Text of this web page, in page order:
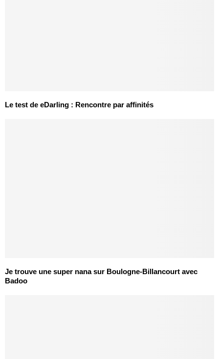
Le test de eDarling : Rencontre par affinités
Je trouve une super nana sur Boulogne-Billancourt avec
Badoo